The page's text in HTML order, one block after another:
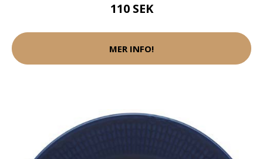
110 SEK
MER INFO!